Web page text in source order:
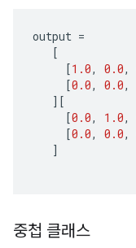
output =
[
[1.0, 0.0,
[0.0, 0.0,
][
[0.0, 1.0,
[0.0, 0.0,
]
중첩 클래스